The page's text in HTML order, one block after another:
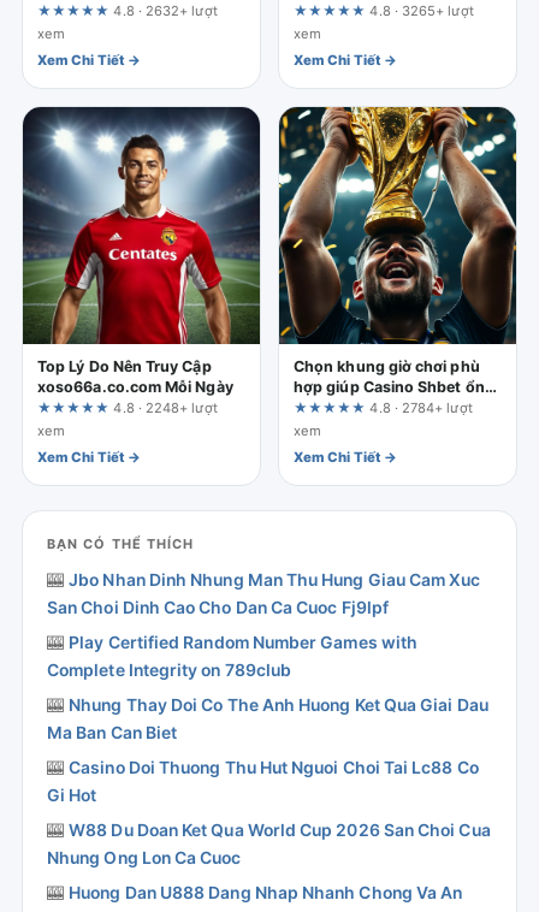
kết quả
★★★★★4.8 · 2632+ lượt
xem
Xem Chi Tiết →
Cricket Betting Markets
★★★★★4.8 · 3265+ lượt
xem
Xem Chi Tiết →
Top Lý Do Nên Truy Cập
xoso66a.co.com Mỗi Ngày
★★★★★4.8 · 2248+ lượt
xem
Xem Chi Tiết →
Chọn khung giờ chơi phù
hợp giúp Casino Shbet ổn
định hơn
★★★★★4.8 · 2784+ lượt
xem
Xem Chi Tiết →
BẠN CÓ THỂ THÍCH
🎰Jbo Nhan Dinh Nhung Man Thu Hung Giau Cam Xuc
San Choi Dinh Cao Cho Dan Ca Cuoc Fj9lpf
🎰 Play Certified Random Number Games with
Complete Integrity on 789club
🎰 Nhung Thay Doi Co The Anh Huong Ket Qua Giai Dau
Ma Ban Can Biet
🎰Casino Doi Thuong Thu Hut Nguoi Choi Tai Lc88 Co
Gi Hot
🎰W88 Du Doan Ket Qua World Cup 2026 San Choi Cua
Nhung Ong Lon Ca Cuoc
🎰 Huong Dan U888 Dang Nhap Nhanh Chong Va An